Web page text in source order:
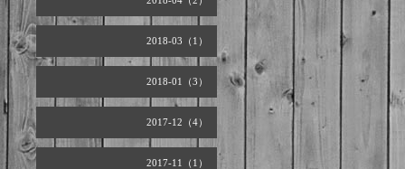
2018-03（1）
2018-01（3）
2017-12（4）
2017-11（1）